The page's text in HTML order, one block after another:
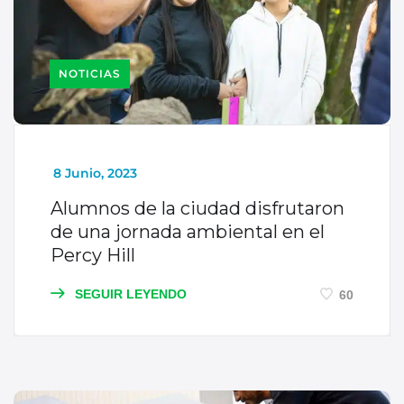
NOTICIAS
_
8 Junio, 2023
Alumnos de la ciudad disfrutaron
de una jornada ambiental en el
Percy Hill
SEGUIR LEYENDO 60